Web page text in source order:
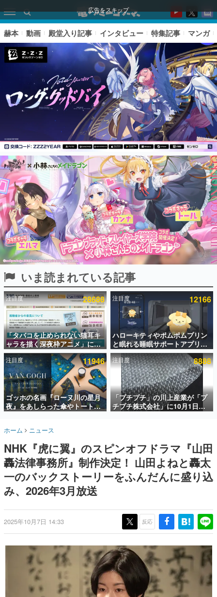
広告をスキップ
ピックアップ
電ファミのいま読まれている記事ランキング
アプリセール情報
インタビュー
連載・特集一覧
殿堂入り記事
SNS拡散数が数千以上！ ページビュー数万以上！ などな
ど。多くの人々に読まれた、電ファミ渾身の“殿堂入り”記
事をまとめました。
ゲームの企画書
名作ゲームクリエイターの方々に製作時のエピソードをお
聞きし、ヒットする企画（ゲーム）とは何か？を探ってい
きます。
赫本
この物語を解いてはいけない。『赫本』は、〈試験問題〉
の形をした短編ホラー小説集です。
新世代に訊く
これからのデジタルゲーム市場を担う若きクリエイター達
の姿を追い、彼らのルーツと情熱を探っていきます。
ゲームに多大な影響を受けた作家さんに取材し、ゲームが
日本のコンテンツ産業やカルチャーに与えた影響を探る企
画です。
日本モバイルゲーム産業史
日本のモバイルゲーム史における主要なトピック・タイト
ルを網羅するほか、開発者へのインタビューや識者による
解説を掲載。約20年の歴史が一望できる決定版！
『うつヌケ』『ペンと箸』等で知られるマンガ家・田中圭
一先生によるゲーム業界レポートマンガです。
なんでゲームは面白い？
ゲーム開発者・hamatsu氏がゲームの魅力を画面や操作の
具体的な形から解き明かしていく、硬派で骨太な評論連載
です。
ゲームが変えた日本語
「経験値」「裏技」「ラスボス」… ゲームにまつわる言葉
赫本 動画 殿堂入り記事 インタビュー 特集記事 マンガ
いま読まれている記事
注目度 28688
「タバコを止められない猫耳キ
ャラを描く深夜枠アニメ」に視
聴者の一部から批判意見。違法
薬物の使用と思しき描写も含め
て、BPOが議論を交わす
注目度 12166
ハローキティやポムポムプリン
と眠れる睡眠サポートアプリ
『ゆめたび』が配信中。キャラ
ごとのASMRや目覚ましアラー
ムも搭載
注目度 11946
ゴッホの名画『ローヌ川の星月
夜』をあしらった傘やトートバ
ッグなどが登場。8月7日21時よ
注目度 8888
「プチプチ」の川上産業が「プ
チプチ株式会社」に10月1日よ
り社名変更へ。創業58年で初め
ホーム ニュース
NHK『虎に翼』のスピンオフドラマ『山田
轟法律事務所』制作決定！ 山田よねと轟太
一のバックストーリーをふんだんに盛り込
み、2026年3月放送
2025年10月7日 14:33 反応